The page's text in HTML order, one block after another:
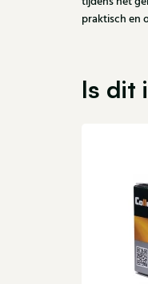
praktisch en
Is dit